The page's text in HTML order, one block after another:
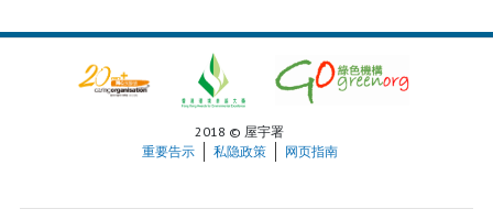
2018 © 屋宇署
重要告示
私隐政策 网页指南